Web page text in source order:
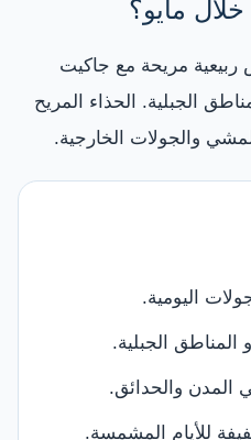
مايو؟
ربيعية مريحة مع جاكيت
الجبلية. الحذاء المريح
والجولات الخارجية.
اليومية.
الجبلية.
والحدائق.
للأيام المشمسة.